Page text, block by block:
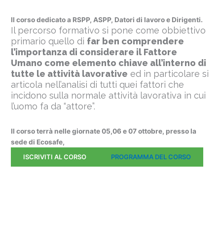
Il corso dedicato a RSPP, ASPP, Datori di lavoro e Dirigenti.
Il percorso formativo si pone come obbiettivo
primario quello di far ben comprendere
l’importanza di considerare il Fattore
Umano come elemento chiave all’interno di
tutte le attività lavorative ed in particolare si
articola nell’analisi di tutti quei fattori che
incidono sulla normale attività lavorativa in cui
l’uomo fa da “attore”.
Il corso terrà nelle giornate 05,06 e 07 ottobre, presso la
sede di Ecosafe,
ISCRIVITI AL CORSO
PROGRAMMA DEL CORSO